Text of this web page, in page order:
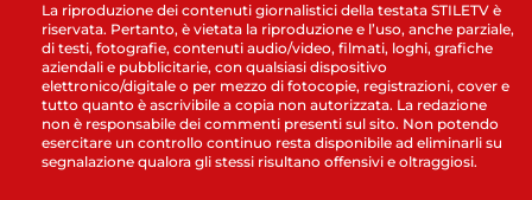
La riproduzione dei contenuti giornalistici della testata STILETV è
riservata. Pertanto, è vietata la riproduzione e l’uso, anche parziale,
di testi, fotografie, contenuti audio/video, filmati, loghi, grafiche
aziendali e pubblicitarie, con qualsiasi dispositivo
elettronico/digitale o per mezzo di fotocopie, registrazioni, cover e
tutto quanto è ascrivibile a copia non autorizzata. La redazione
non è responsabile dei commenti presenti sul sito. Non potendo
esercitare un controllo continuo resta disponibile ad eliminarli su
segnalazione qualora gli stessi risultano offensivi e oltraggiosi.